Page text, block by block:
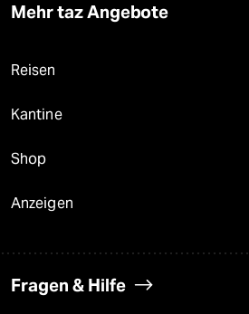
Mehr taz Angebote
Reisen
Kantine
Shop
Anzeigen
Fragen & Hilfe